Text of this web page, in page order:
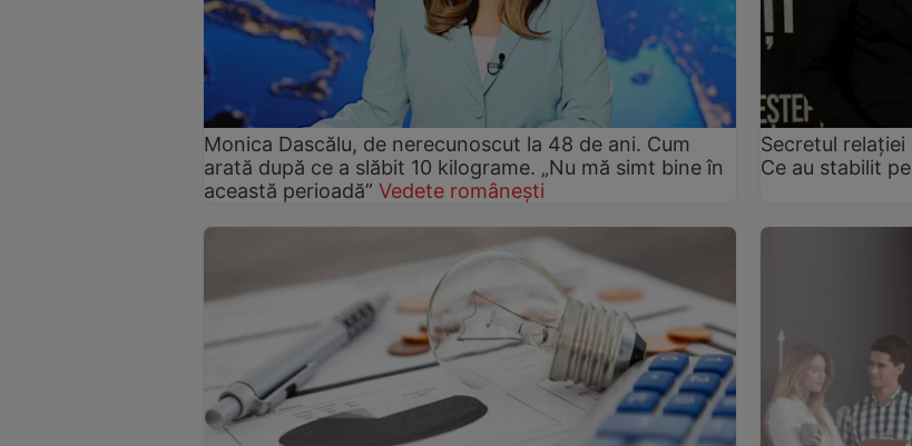
Monica Dascălu, de nerecunoscut la 48 de ani. Cum
arată după ce a slăbit 10 kilograme. „Nu mă simt bine în
această perioadă” Vedete românești
Secretul
Ce au stabilit